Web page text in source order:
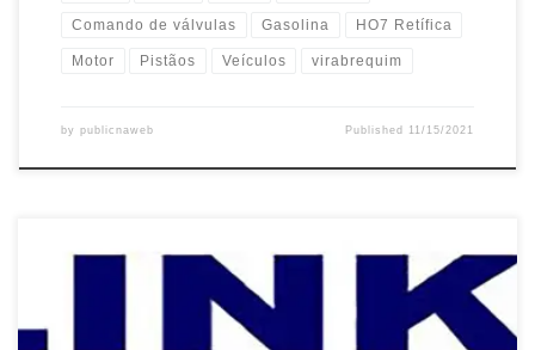
Comando de válvulas Gasolina HO7 Retífica
Motor Pistãos Veículos virabrequim
by publicnaweb Published 11/15/2021